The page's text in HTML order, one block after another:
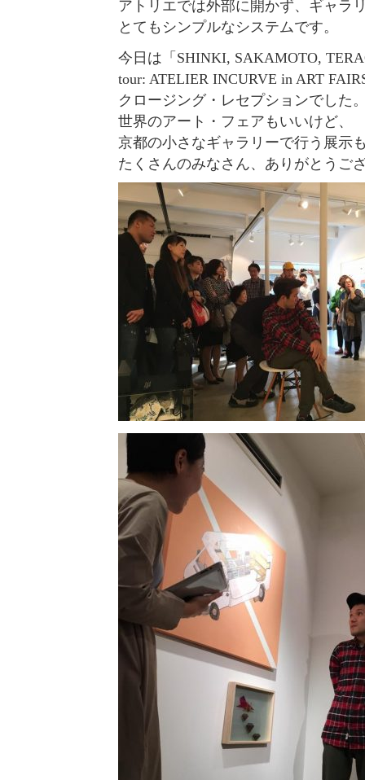
アトリエでは外部に開かず、ギャラ
とてもシンプルなシステムです。
今日は「SHINKI, SAKAMOTO,
tour: ATELIER INCURVE in ART
クロージング・レセプションでした
世界のアート・フェアもいいけど、
京都の小さなギャラリーで行う展示
たくさんのみなさん、ありがとうご